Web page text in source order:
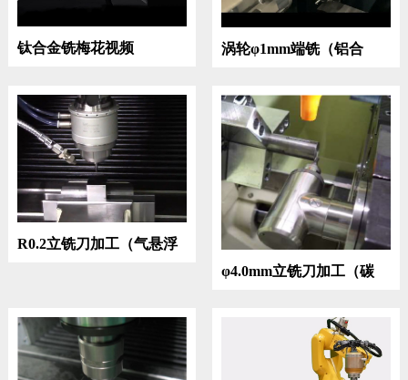
钛合金铣梅花视频
涡轮φ1mm端铣（铝合
R0.2立铣刀加工（气悬浮
φ4.0mm立铣刀加工（碳